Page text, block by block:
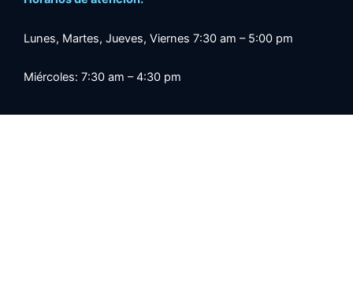
Lunes, Martes, Jueves, Viernes 7:30 am – 5:00 pm
Miércoles: 7:30 am – 4:30 pm